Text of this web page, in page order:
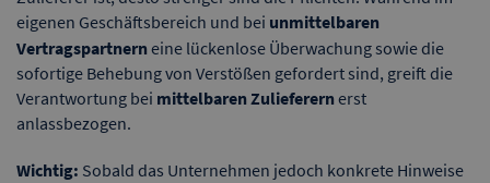
eigenen Geschäftsbereich und bei unmittelbaren
Vertragspartnerneine lückenlose Überwachung sowie die
sofortige Behebung von Verstößen gefordert sind, greift die
Verantwortung bei mittelbaren Zulieferernerst
anlassbezogen.
Wichtig: Sobald das Unternehmen jedoch konkrete Hinweise